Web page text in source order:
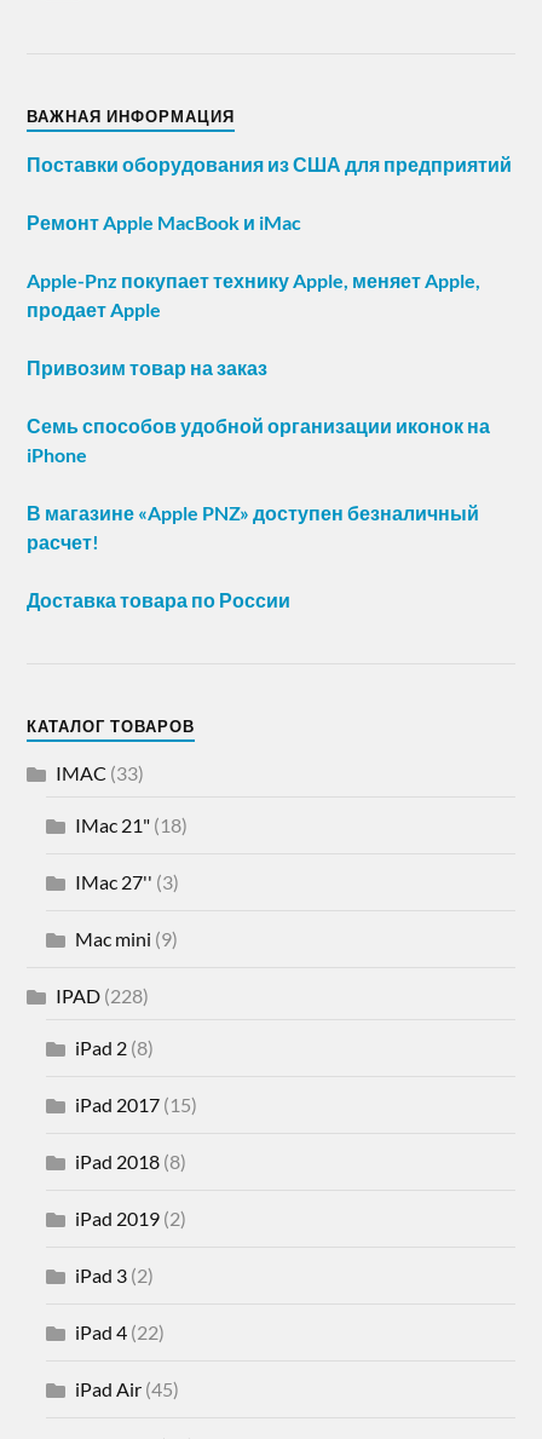
ВАЖНАЯ ИНФОРМАЦИЯ
Поставки оборудования из США для предприятий
Ремонт Apple MacBook и iMac
Apple-Pnz покупает технику Apple, меняет Apple,
продает Apple
Привозим товар на заказ
Семь способов удобной организации иконок на
iPhone
В магазине «Apple PNZ» доступен безналичный
расчет!
Доставка товара по России
КАТАЛОГ ТОВАРОВ
IMAC (33)
IMac 21" (18)
IMac 27'' (3)
Mac mini (9)
IPAD (228)
iPad 2 (8)
iPad 2017 (15)
iPad 2018 (8)
iPad 2019 (2)
iPad 3 (2)
iPad 4 (22)
iPad Air (45)